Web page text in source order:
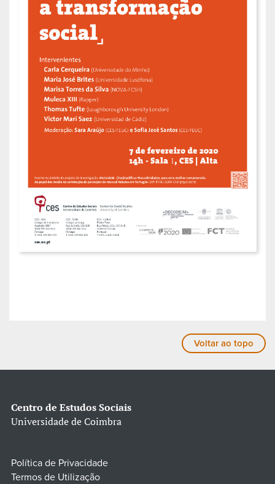
Voltar ao topo
Centro de Estudos Sociais
Universidade de Coimbra
Política de Privacidade
Termos de Utilização